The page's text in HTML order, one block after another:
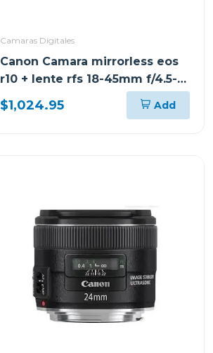
Camaras Digitales
Canon Camara mirrorless eos
r10 + lente rfs 18-45mm f/4.5-
6.3 is stm kit
$1,024.95 Add